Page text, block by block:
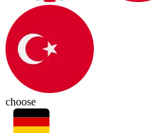
choose